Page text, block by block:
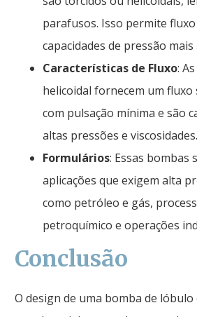
parafusos. Isso permite
capacidades de pressão mais
Características de Fluxo:
helicoidal fornecem um fluxo
com pulsação mínima e são
altas pressões e viscosidades.
Formulários: Essas bombas
aplicações que exigem alta
como petróleo e gás,
petroquímico e operações
Conclusão
O design de uma bomba de